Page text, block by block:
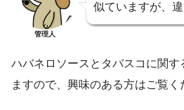
管理人
似ていますが、
ハバネロソースとタバスコに関す
ますので、興味のある方はご覧く